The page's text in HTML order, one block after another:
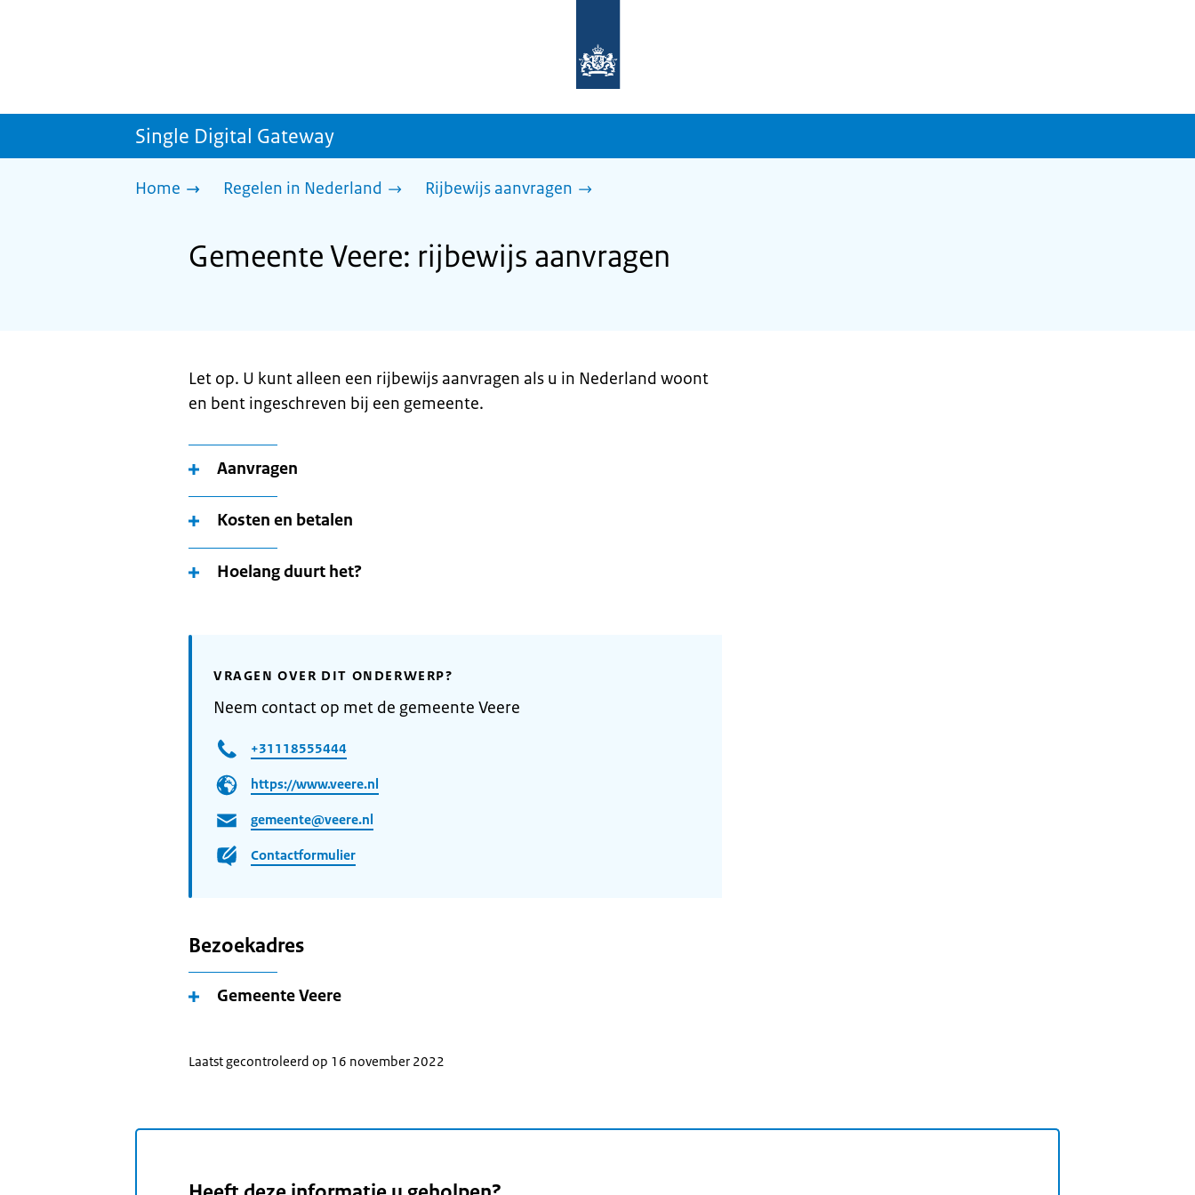
homepage
sdg.rijksoverheid.nl
Single Digital Gateway
Home Regelen in Nederland Rijbewijs aanvragen
Gemeente Veere: rijbewijs aanvragen
Let op. U kunt alleen een rijbewijs aanvragen als u in Nederland woont
en bent ingeschreven bij een gemeente.
Aanvragen
Kosten en betalen
Hoelang duurt het?
VRAGEN OVER DIT ONDERWERP?
Neem contact op met de gemeente Veere
+31118555444
https://www.veere.nl
gemeente@veere.nl
Contactformulier
Bezoekadres
Gemeente Veere
Laatst gecontroleerd op 16 november 2022